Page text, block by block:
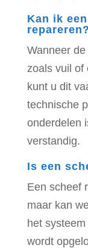
Kan ik
repareren?
Wanneer
zoals vuil of
kunt u dit
technische
onderdelen
verstandig.
Is een
Een scheef
maar kan
het
wordt